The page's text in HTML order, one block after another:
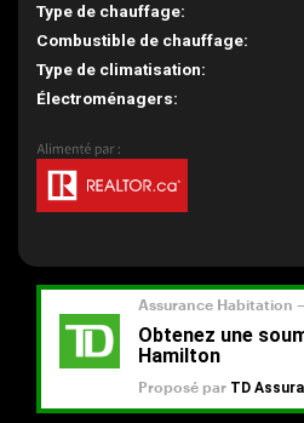
Type de chauffage:
Combustible de chauffage:
Type de climatisation:
Électroménagers: